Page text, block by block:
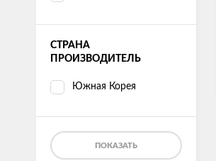
СТРАНА
ПРОИЗВОДИТЕЛЬ
Южная Корея
ПОКАЗАТЬ